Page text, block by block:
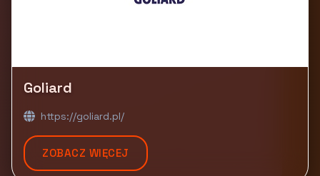
Goliard
https://goliard.pl/
ZOBACZ WIĘCEJ